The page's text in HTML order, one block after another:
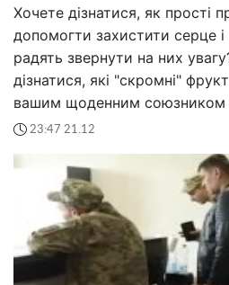
Хочете дізнатися, як прості
допомогти захистити серце і
радять звернути на них
дізнатися, які "скромні"
вашим щоденним союзником
23:47 21.12